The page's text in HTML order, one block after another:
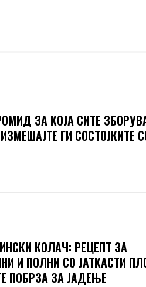
ЗА КОЈА СИТЕ
ГИ СОСТОЈКИТЕ
КОЛАЧ: РЕЦЕПТ ЗА
И ПОЛНИ СО ЈАТКАСТИ
ПОБРЗА ЗА ЈАДЕЊЕ